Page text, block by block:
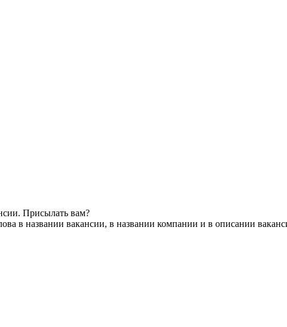
Присылать вам?
в названии вакансии, в названии компании и в описании